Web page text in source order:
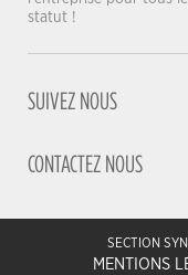
statut !
SUIVEZ NOUS
CONTACTEZ NOUS
SECTION
MENTIONS